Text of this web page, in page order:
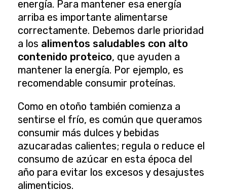
energía. Para mantener esa energía
arriba es importante alimentarse
correctamente. Debemos darle prioridad
a los alimentos saludables con alto
contenido proteico, que ayuden a
mantener la energía. Por ejemplo, es
recomendable consumir proteínas.
Como en otoño también comienza a
sentirse el frío, es común que queramos
consumir más dulces y bebidas
azucaradas calientes; regula o reduce el
consumo de azúcar en esta época del
año para evitar los excesos y desajustes
alimenticios.